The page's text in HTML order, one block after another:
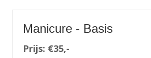
Manicure - Basis
Prijs: €35,-